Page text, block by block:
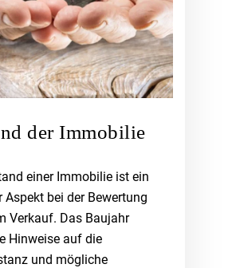
der Immobilie
einer Immobilie ist ein
Aspekt bei der Bewertung
Verkauf. Das Baujahr
Hinweise auf die
und mögliche